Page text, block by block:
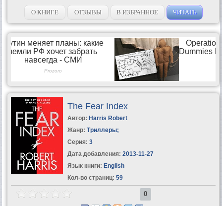
О КНИГЕ ОТЗЫВЫ В ИЗБРАННОЕ ЧИТАТЬ
The Fear Index
Автор: Harris Robert
Жанр: Триллеры;
Серия: 3
Дата добавления: 2013-11-27
Язык книги: English
Кол-во страниц: 59
0